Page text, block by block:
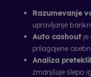
Razumevanje
upravljanje
Auto cashout je
prilagojene
Analiza
zmanjšuje slepo